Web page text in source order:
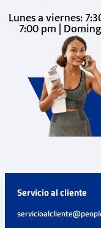
Lunes a viernes:
7:00 pm |
Servicio al cliente